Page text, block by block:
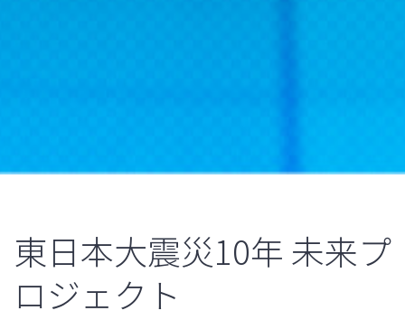
東日本大震災10年 未来プ
ロジェクト